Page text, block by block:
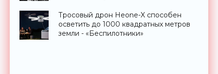
Тросовый дрон Heone-X способен
осветить до 1000 квадратных метров
земли - «Беспилотники»